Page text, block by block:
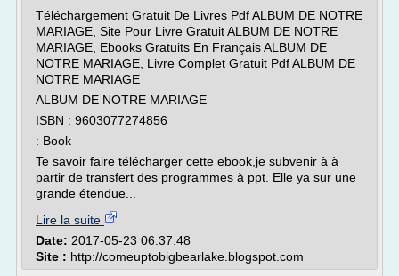
Téléchargement Gratuit De Livres Pdf ALBUM DE NOTRE
MARIAGE, Site Pour Livre Gratuit ALBUM DE NOTRE
MARIAGE, Ebooks Gratuits En Français ALBUM DE
NOTRE MARIAGE, Livre Complet Gratuit Pdf ALBUM DE
NOTRE MARIAGE
ALBUM DE NOTRE MARIAGE
ISBN : 9603077274856
: Book
Te savoir faire télécharger cette ebook,je subvenir à à
partir de transfert des programmes à ppt. Elle ya sur une
grande étendue...
Lire la suite
Date: 2017-05-23 06:37:48
Site : http://comeuptobigbearlake.blogspot.com